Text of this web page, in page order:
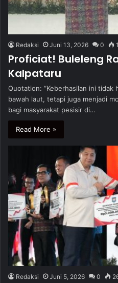
Redaksi Juni 13, 2026 0
Proficiat! Buleleng
Kalpataru
Quotation: “Keberhasilan ini tidak
bawah laut, tetapi juga menjadi
bagi masyarakat pesisir di…
Read More »
Redaksi Juni 5, 2026 0